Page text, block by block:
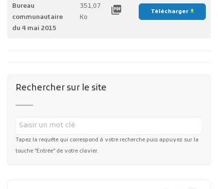
Bureau
communautaire
du 4 mai 2015
351,07
Ko
picture_as_pdf Télécharger file_download
Rechercher sur le site
Tapez la requête qui correspond à votre recherche puis appuyez sur la
touche "Entrée" de votre clavier.